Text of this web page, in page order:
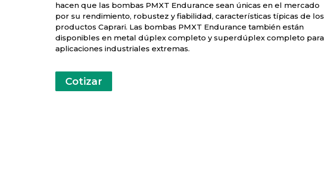
hacen que las bombas PMXT Endurance sean únicas en el mercado
por su rendimiento, robustez y fiabilidad, características típicas de los
productos Caprari. Las bombas PMXT Endurance también están
disponibles en metal dúplex completo y superdúplex completo para
aplicaciones industriales extremas.
Cotizar